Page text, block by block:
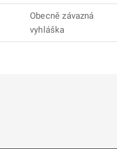
Obecně závazná
vyhláška